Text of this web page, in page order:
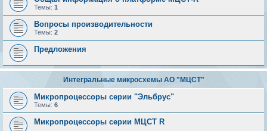
Темы: 1
Вопросы производительности
Темы: 2
Предложения
Интегральные микросхемы АО "МЦСТ"
Микропроцессоры серии "Эльбрус"
Темы: 6
Микропроцессоры серии МЦСТ R